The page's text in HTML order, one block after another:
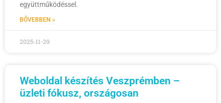
együttműködéssel.
BŐVEBBEN »
2025-11-29
Weboldal készítés Veszprémben –
üzleti fókusz, országosan